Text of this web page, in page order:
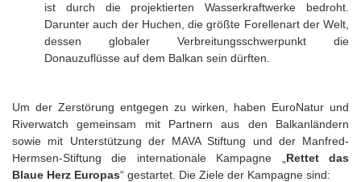
ist durch die projektierten Wasserkraftwerke bedroht.
Darunter auch der Huchen, die größte Forellenart der Welt,
dessen globaler Verbreitungsschwerpunkt die
Donauzuflüsse auf dem Balkan sein dürften.
Um der Zerstörung entgegen zu wirken, haben EuroNatur und
Riverwatch gemeinsam mit Partnern aus den Balkanländern
sowie mit Unterstützung der MAVA Stiftung und der Manfred-
Hermsen-Stiftung die internationale Kampagne „ Rettetdas
Blaue Herz Europas“ gestartet. Die Ziele der Kampagne sind: